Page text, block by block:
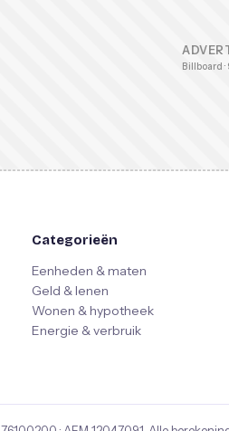
Billboard
Categorieën
Eenheden & maten
Geld & lenen
Wonen & hypotheek
Energie & verbruik